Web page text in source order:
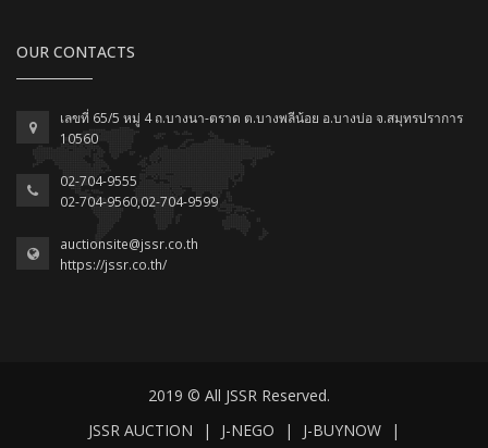
OUR CONTACTS
เลขที่ 65/5 หมู่ 4 ถ.บางนา-ตราด ต.บางพลีน้อย อ.บางบ่อ จ.สมุทรปราการ
10560
02-704-9555
02-704-9560,02-704-9599
auctionsite@jssr.co.th
https://jssr.co.th/
2019 © All JSSR Reserved.
JSSR AUCTION
| J-NEGO | J-BUYNOW |